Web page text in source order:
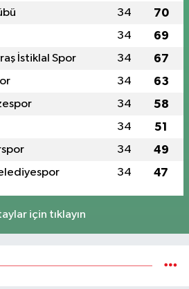
34 70
34 69
İstiklal Spor 34 67
34 63
34 58
34 51
34 49
34 47
için tıklayın